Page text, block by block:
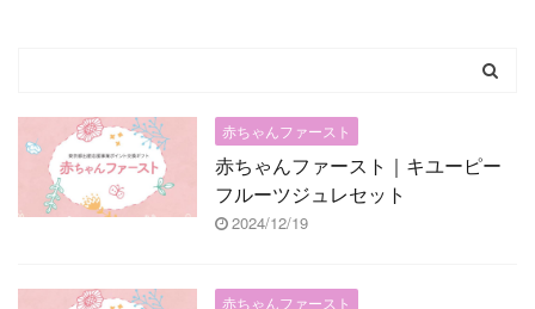
赤ちゃんファースト
赤ちゃんファースト｜キユーピー
フルーツジュレセット
2024/12/19
赤ちゃんファースト